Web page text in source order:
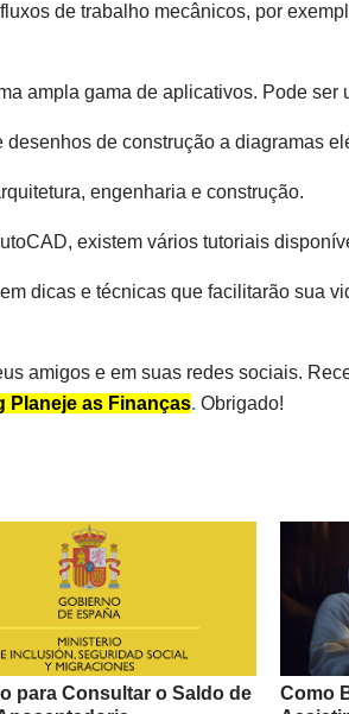
de trabalho mecânicos, por
ampla gama de aplicativos. Pode
de construção a diagramas
engenharia e construção.
existem vários tutoriais
dicas e técnicas que facilitarão sua
amigos e em suas redes sociais.
Planeje as Finanças. Obrigado!
para Consultar o Saldo de
Como